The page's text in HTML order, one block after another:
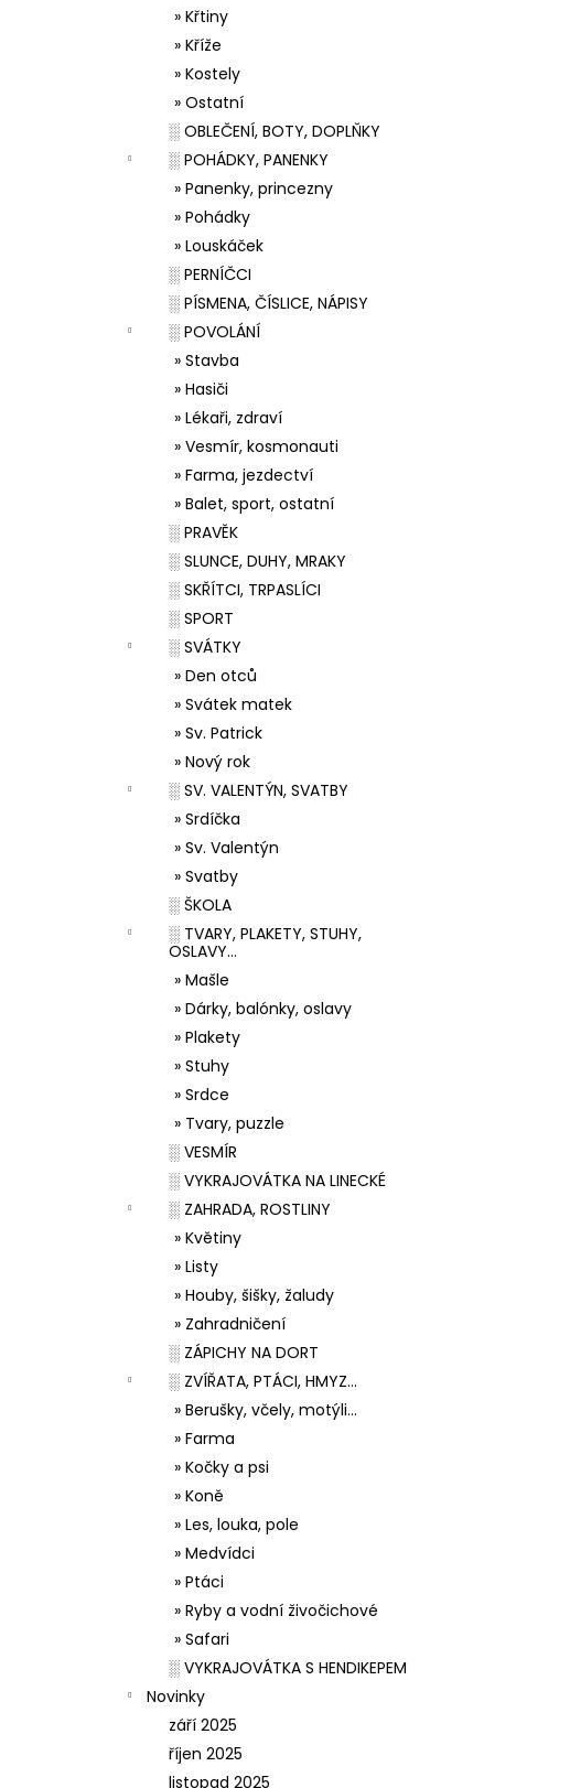
» Křtiny
» Kříže
» Kostely
» Ostatní
░ OBLEČENÍ, BOTY, DOPLŇKY
░ POHÁDKY, PANENKY
» Panenky, princezny
» Pohádky
» Louskáček
░ PERNÍČCI
░ PÍSMENA, ČÍSLICE, NÁPISY
░ POVOLÁNÍ
» Stavba
» Hasiči
» Lékaři, zdraví
» Vesmír, kosmonauti
» Farma, jezdectví
» Balet, sport, ostatní
░ PRAVĚK
░ SLUNCE, DUHY, MRAKY
░ SKŘÍTCI, TRPASLÍCI
░ SPORT
░ SVÁTKY
» Den otců
» Svátek matek
» Sv. Patrick
» Nový rok
░ SV. VALENTÝN, SVATBY
» Srdíčka
» Sv. Valentýn
» Svatby
░ ŠKOLA
░ TVARY, PLAKETY, STUHY,
OSLAVY...
» Mašle
» Dárky, balónky, oslavy
» Plakety
» Stuhy
» Srdce
» Tvary, puzzle
░ VESMÍR
░ VYKRAJOVÁTKA NA LINECKÉ
░ ZAHRADA, ROSTLINY
» Květiny
» Listy
» Houby, šišky, žaludy
» Zahradničení
░ ZÁPICHY NA DORT
░ ZVÍŘATA, PTÁCI, HMYZ...
» Berušky, včely, motýli...
» Farma
» Kočky a psi
» Koně
» Les, louka, pole
» Medvídci
» Ptáci
» Ryby a vodní živočichové
» Safari
░ VYKRAJOVÁTKA S HENDIKEPEM
Novinky
září 2025
říjen 2025
listopad 2025